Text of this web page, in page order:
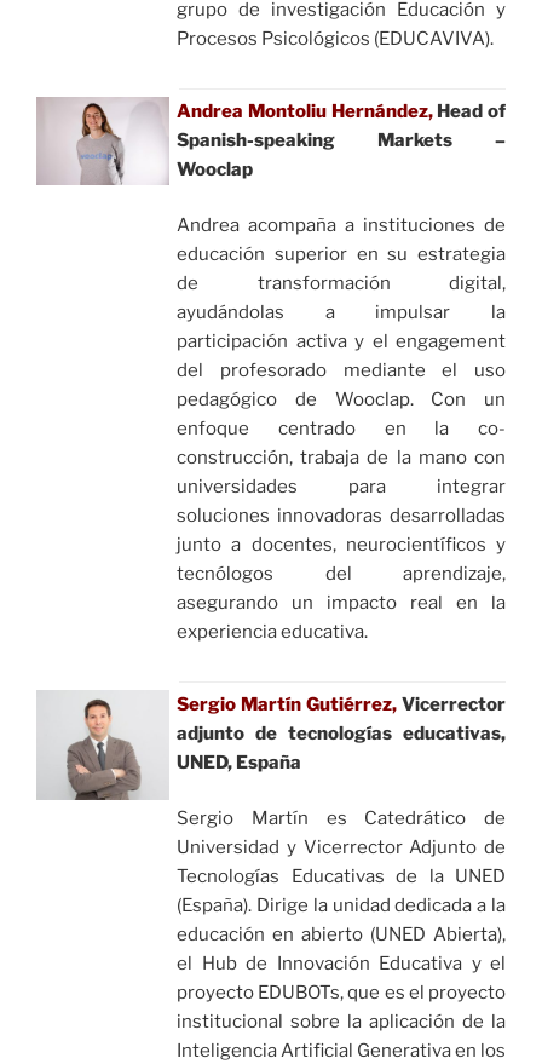
grupo de investigación Educación y
Procesos Psicológicos (EDUCAVIVA).
Andrea Montoliu Hernández, Head of
Spanish-speaking Markets –
Wooclap
Andrea acompaña a instituciones de
educación superior en su estrategia
de transformación digital,
ayudándolas a impulsar la
participación activa y el engagement
del profesorado mediante el uso
pedagógico de Wooclap. Con un
enfoque centrado en la co-
construcción, trabaja de la mano con
universidades para integrar
soluciones innovadoras desarrolladas
junto a docentes, neurocientíficos y
tecnólogos del aprendizaje,
asegurando un impacto real en la
experiencia educativa.
Sergio Martín Gutiérrez, Vicerrector
adjunto de tecnologías educativas,
UNED, España
Sergio Martín es Catedrático de
Universidad y Vicerrector Adjunto de
Tecnologías Educativas de la UNED
(España). Dirige la unidad dedicada a la
educación en abierto (UNED Abierta),
el Hub de Innovación Educativa y el
proyecto EDUBOTs, que es el proyecto
institucional sobre la aplicación de la
Inteligencia Artificial Generativa en los